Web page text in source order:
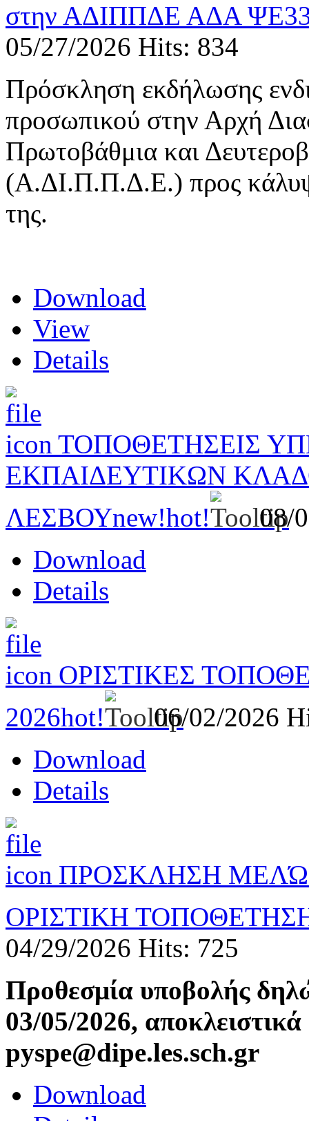
στην ΑΔΙΠΠΔΕ ΑΔΑ
05/27/2026 Hits: 834
Πρόσκληση εκδήλωσης
προσωπικού στην Αρχή
Πρωτοβάθμια και
(Α.ΔΙ.Π.Π.Δ.Ε.) προς
της.
Download
View
Details
ΤΟΠΟΘΕΤΗΣΕΙΣ
ΕΚΠΑΙΔΕΥΤΙΚΩΝ
ΛΕΣΒΟΥnew!hot!
08/
Download
Details
ΟΡΙΣΤΙΚΕΣ
2026hot! 06/02/2026
Download
Details
ΠΡΟΣΚΛΗΣΗ
ΟΡΙΣΤΙΚΗ
04/29/2026 Hits: 725
Προθεσμία υποβολής
03/05/2026,
pyspe@dipe.les.sch.gr
Download